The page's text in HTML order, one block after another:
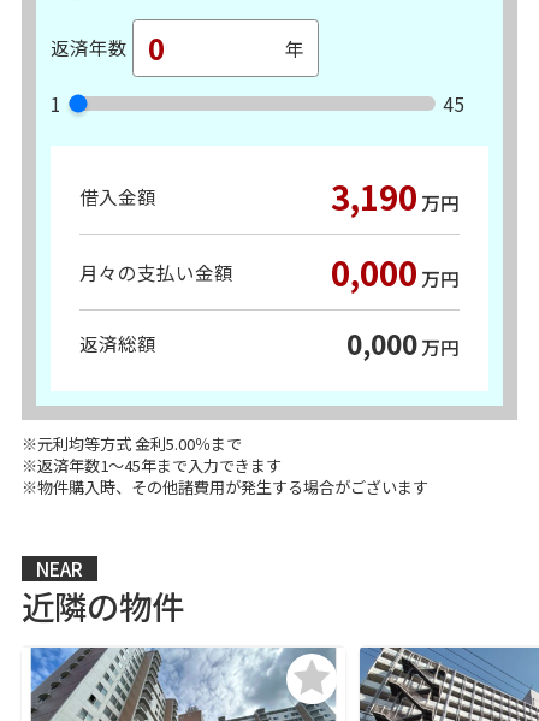
返済年数
1 45
借入金額 3,190 万円
月々の支払い金額 0,000 万円
返済総額 0,000万円
※元利均等方式 金利5.00％まで
※返済年数1～45年まで入力できます
※物件購入時、その他諸費用が発生する場合がございます
NEAR
近隣の物件